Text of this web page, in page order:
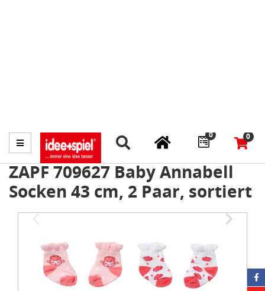
ZAPF 709627 Baby Annabell
Socken 43 cm, 2 Paar, sortiert